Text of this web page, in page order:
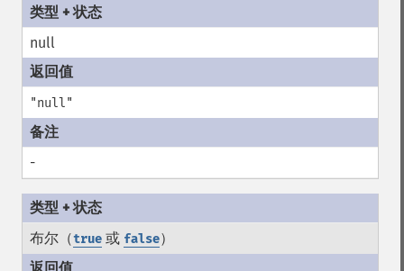
null
"null"
-
布尔（true 或 false）